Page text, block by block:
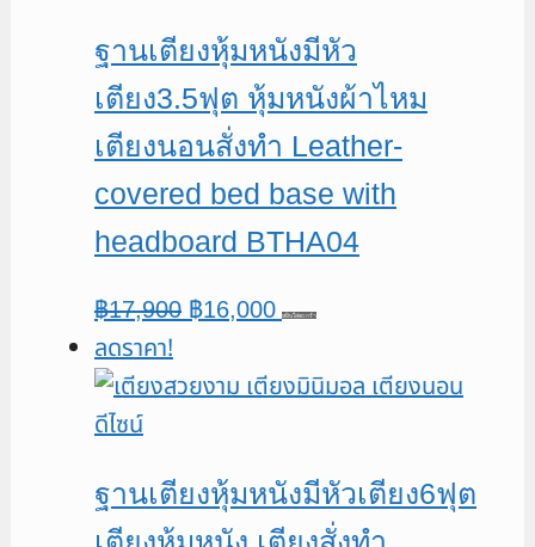
ฐานเตียงหุ้มหนังมีหัว
เตียง3.5ฟุต หุ้มหนังผ้าไหม
เตียงนอนสั่งทำ Leather-
covered bed base with
headboard BTHA04
฿17,900 Original
was:
฿16,000Current
is:
หยิบใส่ตะกร้า
ลดราคา!
ฐานเตียงหุ้มหนังมีหัวเตียง6ฟุต